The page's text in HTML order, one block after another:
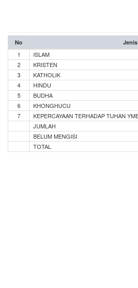
No
1
ISLAM
2
KRISTEN
3
KATHOLIK
4
HINDU
5
BUDHA
6
KHONGHUCU
7
KEPERCAYAAN TERHADAP TUHAN
JUMLAH
BELUM MENGISI
TOTAL